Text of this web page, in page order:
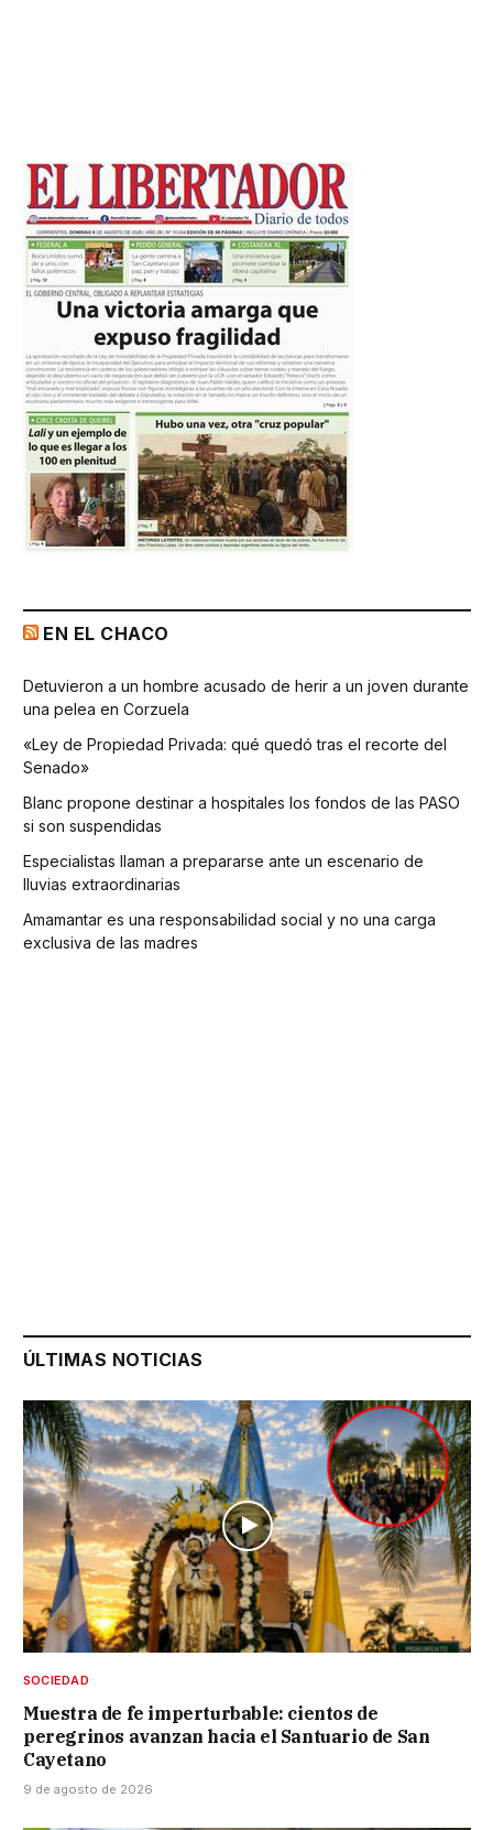
EN EL CHACO
Detuvieron a un hombre acusado de herir a un joven durante
una pelea en Corzuela
«Ley de Propiedad Privada: qué quedó tras el recorte del
Senado»
Blanc propone destinar a hospitales los fondos de las PASO
si son suspendidas
Especialistas llaman a prepararse ante un escenario de
lluvias extraordinarias
Amamantar es una responsabilidad social y no una carga
exclusiva de las madres
ÚLTIMAS NOTICIAS
SOCIEDAD
Muestra de fe imperturbable: cientos de
peregrinos avanzan hacia el Santuario de San
Cayetano
9 de agosto de 2026